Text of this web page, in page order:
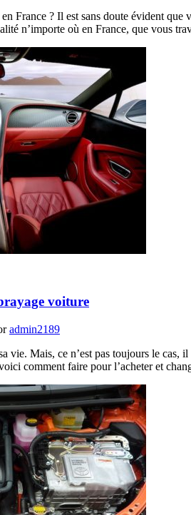
France ? Il est sans doute évident
n’importe où en France, que vous
voiture
admin2189
vie. Mais, ce n’est pas toujours le
comment faire pour l’acheter et